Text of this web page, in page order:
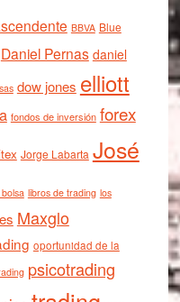
BBVA Blue
Daniel Pernas daniel
dow jones elliott
fondos de inversión forex
Jorge Labarta José
libros de trading los
Maxglo
oportunidad de la
psicotrading